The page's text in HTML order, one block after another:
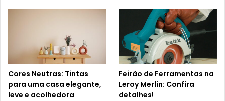
Cores Neutras: Tintas
para uma casa elegante,
leve e acolhedora
Feirão de Ferramentas na
Leroy Merlin: Confira
detalhes!